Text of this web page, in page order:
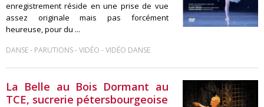
enregistrement réside en une prise de vue
assez originale mais pas forcément
heureuse, pour du ...
DANSE- PARUTIONS-VIDÉO -VIDÉO DANSE
La Belle au Bois Dormant au
TCE, sucrerie pétersbourgeoise